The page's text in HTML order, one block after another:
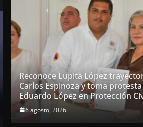
Reconoce Lupita López
Carlos Espinoza y toma
Eduardo López en Protección
6 agosto, 2026